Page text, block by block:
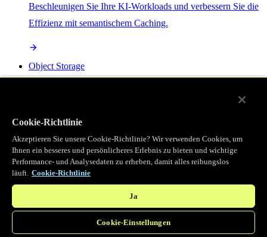
Beschleunigen Sie Ihre KI-Workloads und verbessern Sie die
Effizienz mit semantischem Caching.
Object Storage
Programmierbarer Cache
Erhalten Sie vollständigen programmatischen Zugriff auf das
legendäre Caching, das unser CDN antreibt.
Cookie-Richtlinie
Akzeptieren Sie unsere Cookie-Richtlinie? Wir verwenden Cookies, um
Ihnen ein besseres und persönlicheres Erlebnis zu bieten und wichtige
Performance- und Analysedaten zu erheben, damit alles reibungslos
läuft. Cookie-Richtlinie
Ja
Cookie-Einstellungen